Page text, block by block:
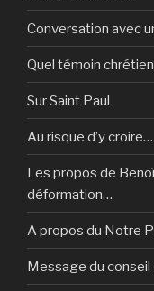
Conversation avec
Quel témoin
Sur Saint Paul
Au risque d’y croire…
Les propos de
déformation…
A propos du Notre
Message du